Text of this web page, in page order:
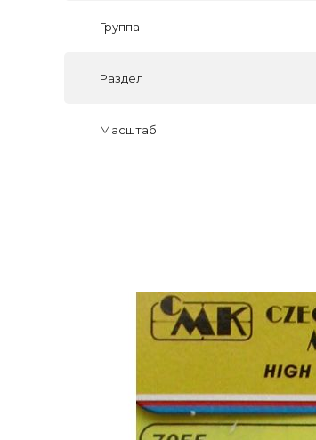
Группа
Раздел
Масштаб